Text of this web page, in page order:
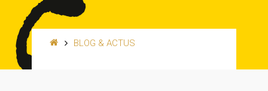
BLOG & ACTUS